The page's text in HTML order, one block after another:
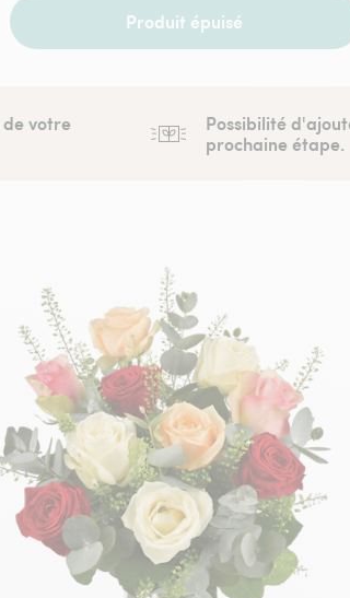
Produit épuisé
votre
Possibilité
prochaine étape.